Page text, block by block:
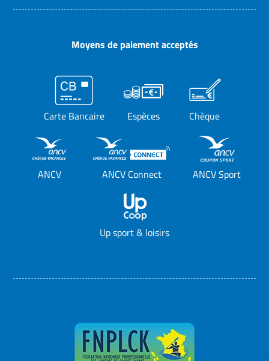
Moyens de paiement acceptés
Carte Bancaire Espèces Chèque
ANCV ANCV Connect ANCV Sport
Up sport & loisirs